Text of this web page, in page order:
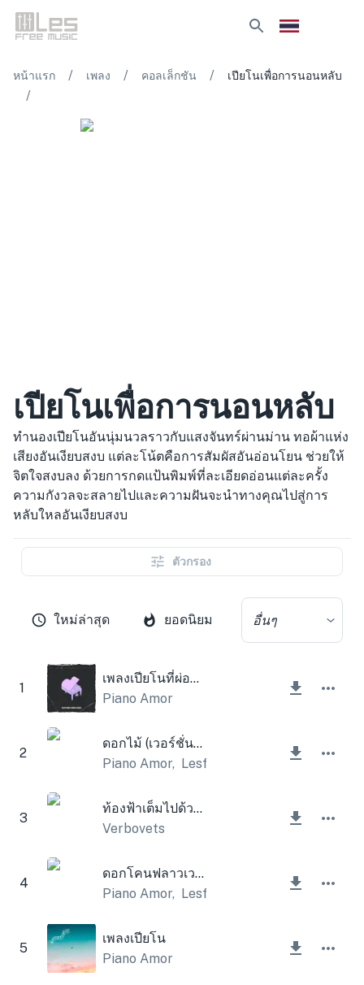
หน้าแรก / เพลง / คอลเล็กชัน / เปียโนเพื่อการนอนหลับ
/
เปียโนเพื่อการนอนหลับ
ทำนองเปียโนอันนุ่มนวลราวกับแสงจันทร์ผ่านม่าน ทอผ้าแห่ง
เสียงอันเงียบสงบ แต่ละโน้ตคือการสัมผัสอันอ่อนโยน ช่วยให้
จิตใจสงบลง ด้วยการกดแป้นพิมพ์ที่ละเอียดอ่อนแต่ละครั้ง
ความกังวลจะสลายไปและความฝันจะนำทางคุณไปสู่การ
หลับใหลอันเงียบสงบ
ตัวกรอง
ใหม่ล่าสุด ยอดนิยม อื่นๆ
1
เพลงเปียโนที่ผ่อนคลาย
Piano Amor
2
ดอกไม้ (เวอร์ชั่นเปียโน)
Piano Amor, Lesfm
3
ท้องฟ้าเต็มไปด้วยดวงดาว
Verbovets
4
ดอกโคนฟลาวเวอร์
Piano Amor, Lesfm
5
เพลงเปียโน
Piano Amor